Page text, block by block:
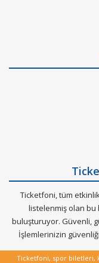
Ticketfoni, tüm
listelenmiş olan bu
buluşturuyor. Güvenli,
İşlemlerinizin
Ticketfoni, spor biletleri,